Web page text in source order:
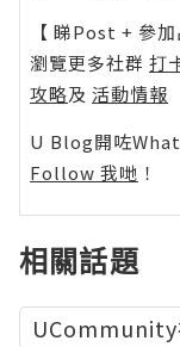
【 睇Post + 參加
瀏覽更多社群 打
攻略及 活動情報
U Blog開咗
Follow 我哋 ！
相關話題
UCommunity